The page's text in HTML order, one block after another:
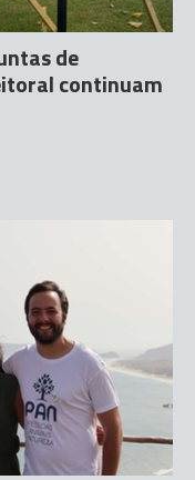
de
continuam